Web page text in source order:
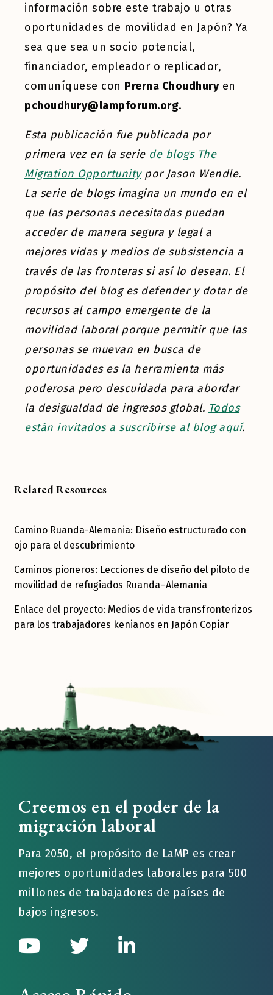
información sobre este trabajo u otras
oportunidades de movilidad en Japón? Ya
sea que sea un socio potencial,
financiador, empleador o replicador,
comuníquese con Prerna Choudhuryen
pchoudhury@lampforum.org.
Esta publicación fue publicada por
primera vez en la serie de blogs The
Migration Opportunitypor Jason Wendle.
La serie de blogs imagina un mundo en el
que las personas necesitadas puedan
acceder de manera segura y legal a
mejores vidas y medios de subsistencia a
través de las fronteras si así lo desean. El
propósito del blog es defender y dotar de
recursos al campo emergente de la
movilidad laboral porque permitir que las
personas se muevan en busca de
oportunidades es la herramienta más
poderosa pero descuidada para abordar
la desigualdad de ingresos global. Todos
están invitados a suscribirse al blog aquí.
Related Resources
Camino Ruanda-Alemania: Diseño estructurado con
ojo para el descubrimiento
Caminos pioneros: Lecciones de diseño del piloto de
movilidad de refugiados Ruanda–Alemania
Enlace del proyecto: Medios de vida transfronterizos
para los trabajadores kenianos en Japón Copiar
Creemos en el poder de la
migración laboral
Para 2050, el propósito de LaMP es crear
mejores oportunidades laborales para 500
millones de trabajadores de países de
bajos ingresos.